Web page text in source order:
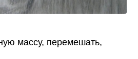
массу, перемешать,